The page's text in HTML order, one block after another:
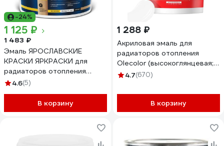
-24%
1 125 ₽
1 483 ₽
Эмаль ЯРОСЛАВСКИЕ
КРАСКИ ЯРКРАСКИ для
радиаторов отопления
акриловая белая матовая,
4.6(5)
В корзину
1 288 ₽
Акриловая эмаль для
радиаторов отопления
Olecolor (высокоглянцевая; 1
кг) 4300011043
4.7(670)
В корзину